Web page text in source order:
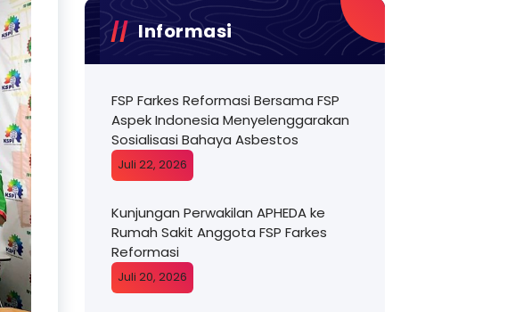
Informasi
FSP Farkes Reformasi Bersama FSP
Aspek Indonesia Menyelenggarakan
Sosialisasi Bahaya Asbestos
Juli 22, 2026
Kunjungan Perwakilan APHEDA ke
Rumah Sakit Anggota FSP Farkes
Reformasi
Juli 20, 2026